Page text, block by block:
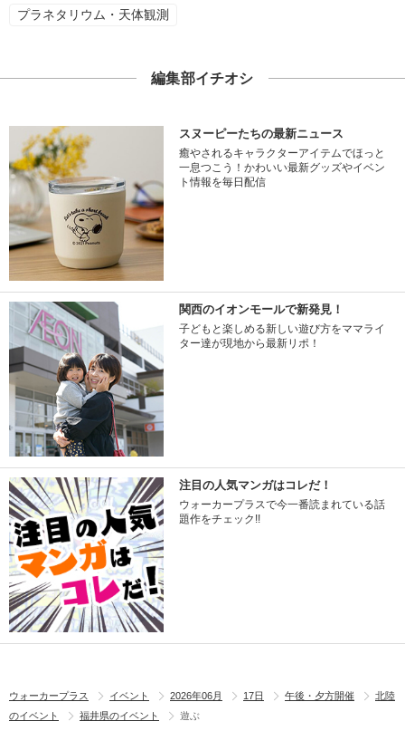
プラネタリウム・天体観測
編集部イチオシ
スヌーピーたちの最新ニュース
癒やされるキャラクターアイテムでほっと
一息つこう！かわいい最新グッズやイベン
ト情報を毎日配信
関西のイオンモールで新発見！
子どもと楽しめる新しい遊び方をママライ
ター達が現地から最新リポ！
注目の人気マンガはコレだ！
ウォーカープラスで今一番読まれている話
題作をチェック!!
ウォーカープラス イベント 2026年06月 17日 午後・夕方開催
北陸
のイベント
福井県のイベント 遊ぶ